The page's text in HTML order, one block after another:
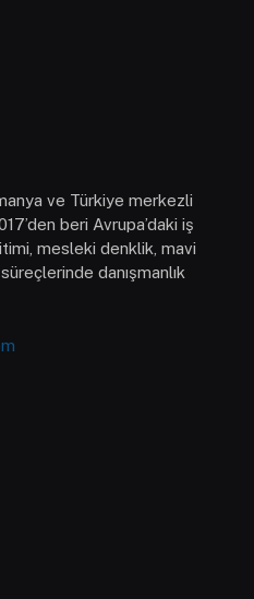
ve Türkiye merkezli
beri Avrupa’daki iş
mesleki denklik, mavi
danışmanlık